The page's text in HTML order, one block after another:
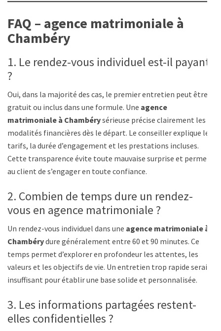
FAQ – agence matrimoniale à
Chambéry
1. Le rendez-vous individuel est-il payant
?
Oui, dans la majorité des cas, le premier entretien peut être
gratuit ou inclus dans une formule. Une agence
matrimoniale à Chambérysérieuse précise clairement les
modalités financières dès le départ. Le conseiller explique les
tarifs, la durée d’engagement et les prestations incluses.
Cette transparence évite toute mauvaise surprise et permet
au client de s’engager en toute confiance.
2. Combien de temps dure un rendez-
vous en agence matrimoniale ?
Un rendez-vous individuel dans une agence matrimoniale à
Chambérydure généralement entre 60 et 90 minutes. Ce
temps permet d’explorer en profondeur les attentes, les
valeurs et les objectifs de vie. Un entretien trop rapide serait
insuffisant pour établir une base solide et personnalisée.
3. Les informations partagées restent-
elles confidentielles ?